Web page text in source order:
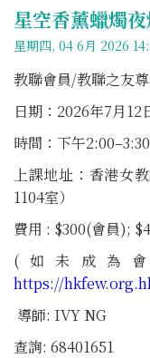
星空香薰蠟燭
星期四, 04 6月 2026
教聯會員/教聯之友
日期：2026年7月12
時間：下午2:00–3:30
上課地址：香港女
1104室）
費用 : $300(會員);
(如未成為
https://
導師: IVY NG
查詢: 68401651